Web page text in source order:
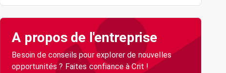
A propos de l'entreprise
Besoin de conseils pour explorer de nouvelles
opportunités ? Faites confiance à Crit !